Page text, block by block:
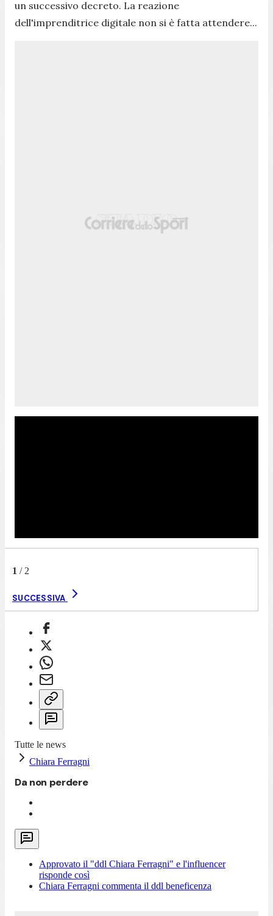
un successivo decreto. La reazione
dell'imprenditrice digitale non si è fatta attendere...
1 / 2
SUCCESSIVA
Tutte le news
Chiara Ferragni
Da non perdere
Approvato il "ddl Chiara Ferragni" e l'influencer
risponde così
Chiara Ferragni commenta il ddl beneficenza